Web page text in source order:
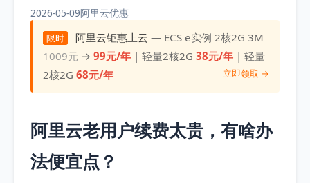
2026-05-09阿里云优惠
限时 阿里云钜惠上云 — ECS e实例 2核2G 3M
1009元 →99元/年 | 轻量2核2G38元/年 | 轻量
2核2G68元/年 立即领取 →
阿里云老用户续费太贵，有啥办
法便宜点？